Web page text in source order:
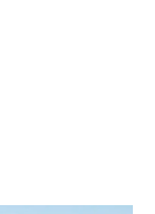
oceânica para